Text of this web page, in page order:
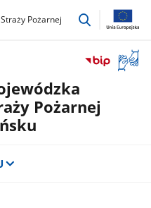
Pożarnej
przejdź
okno
Pożarnej